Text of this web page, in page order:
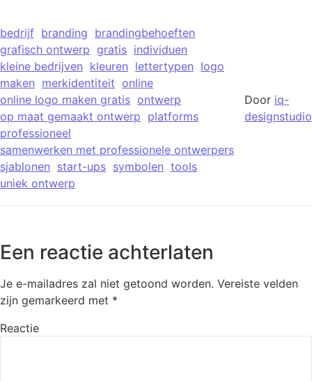
bedrijf branding brandingbehoeften
grafisch ontwerp gratis individuen
kleine bedrijven kleuren lettertypen logo
maken merkidentiteit online
online logo maken gratis ontwerp
op maat gemaakt ontwerp platforms
professioneel
samenwerken met professionele ontwerpers
sjablonen start-ups symbolen tools
uniek ontwerp
Door iq-
designstudio
Een reactie achterlaten
Je e-mailadres zal niet getoond worden. Vereiste velden
zijn gemarkeerd met *
Reactie